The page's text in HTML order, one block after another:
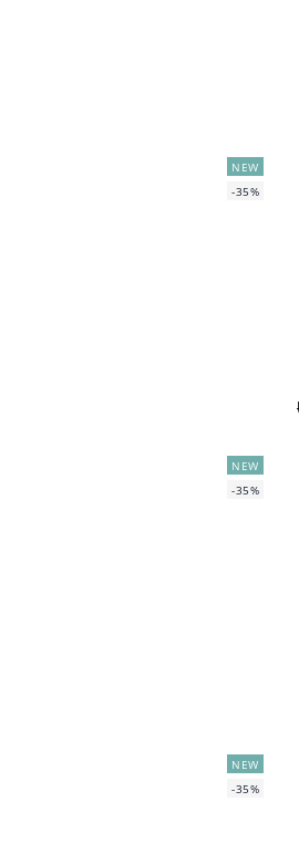
NEW
-35%
NEW
-35%
NEW
-35%